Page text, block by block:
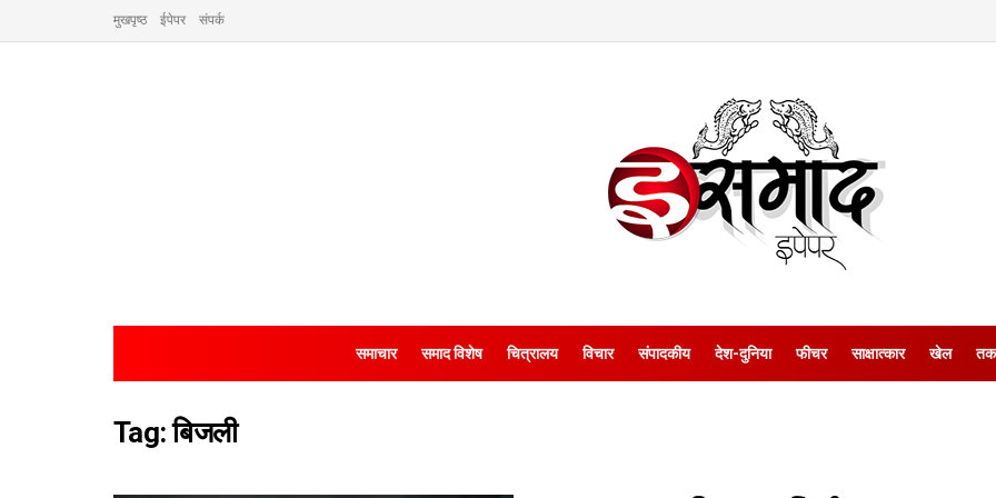
मुखपृष्ठ ईपेपर संपर्क
समाचार समाद विशेष चित्रालय विचार संपादकीय देश-दुनिया फीचर साक्षात्‍कार खेल
Tag:बिजली